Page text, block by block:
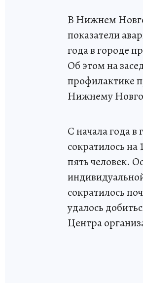
В Нижнем
показатели
года в городе
Об этом на
профилактике
Нижнему
С начала года
сократилось
пять человек.
сократилось
удалось
Центра